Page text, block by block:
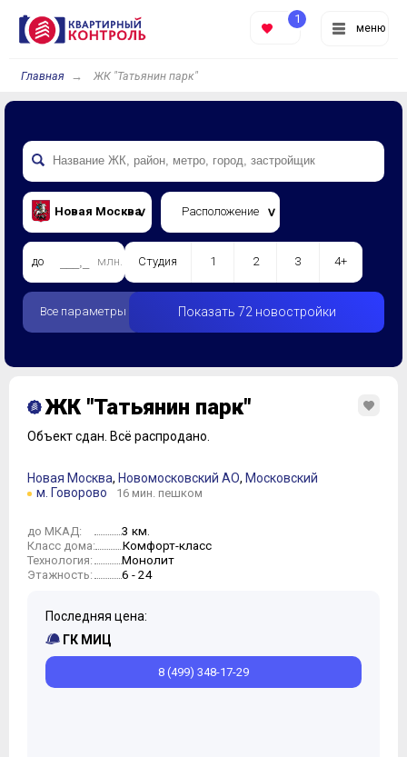
меню
1
Главная ЖК "Татьянин парк"
Новая Москва Расположение
до млн. Студия 1 2 3 4+
Все параметры Показать 72 новостройки
ЖК "Татьянин парк"
Объект сдан. Всё распродано.
Новая Москва, Новомосковский АО, Московский
м. Говорово
16 мин. пешком
до МКАД: 3 км.
Класс дома: Комфорт-класс
Технология: Монолит
Этажность: 6 - 24
Последняя цена:
ГК МИЦ
8 (499) 348-17-29